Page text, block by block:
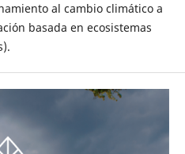
al cambio climático a
basada en ecosistemas